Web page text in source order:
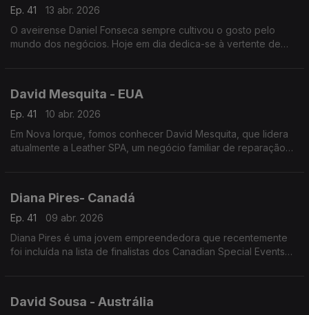
Ep. 41
13 abr. 2026
O aveirense Daniel Fonseca sempre cultivou o gosto pelo
mundo dos negócios. Hoje em dia dedica-se à vertente de
David Mesquita - EUA
Ep. 41
10 abr. 2026
Em Nova Iorque, fomos conhecer David Mesquita, que lidera
atualmente a Leather SPA, um negócio familiar de reparação
Diana Pires- Canadá
Ep. 41
09 abr. 2026
Diana Pires é uma jovem empreendedora que recentemente
foi incluída na lista de finalistas dos Canadian Special Events
David Sousa - Austrália